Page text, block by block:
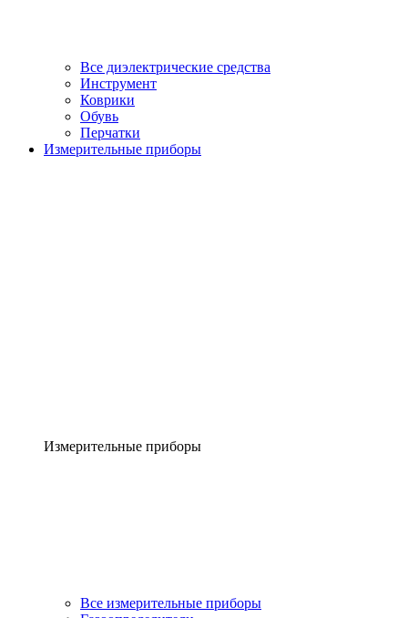
Все диэлектрические средства
Инструмент
Коврики
Обувь
Перчатки
Измерительные приборы
Измерительные приборы
Все измерительные приборы